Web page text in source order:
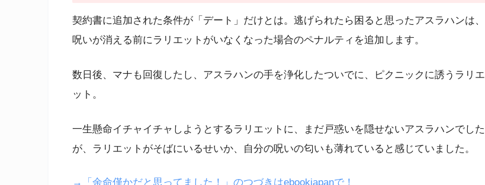
契約書に追加された条件が「デート」だけとは。逃げられたら困ると思ったアスラハンは、
呪いが消える前にラリエットがいなくなった場合のペナルティを追加します。
数日後、マナも回復したし、アスラハンの手を浄化したついでに、ピクニックに誘うラリエ
ット。
一生懸命イチャイチャしようとするラリエットに、まだ戸惑いを隠せないアスラハンでした
が、ラリエットがそばにいるせいか、自分の呪いの匂いも薄れていると感じていました。
→「余命僅かだと思ってました！」のつづきはebookjapanで！